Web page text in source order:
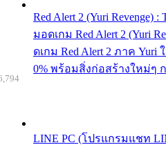
Red Alert 2 (Yuri Revenge) :
มอดเกม Red Alert 2 (Yuri
ดเกม Red Alert 2 ภาค
0% พร้อมสิ่งก่อสร้างใหม่ๆ
LINE PC (โปรแกรมแชท